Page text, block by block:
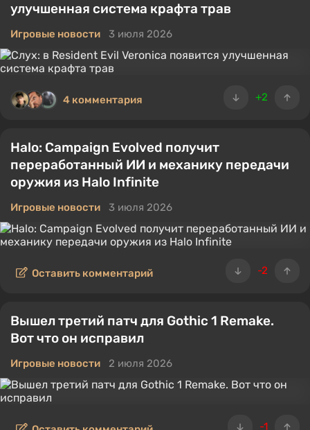
улучшенная система крафта трав
Игровые новости 3 июля 2026
+2
4 комментария
Halo: Campaign Evolved получит
переработанный ИИ и механику передачи
оружия из Halo Infinite
Игровые новости 3 июля 2026
-2
Оставить комментарий
Вышел третий патч для Gothic 1 Remake.
Вот что он исправил
Игровые новости 2 июля 2026
-1